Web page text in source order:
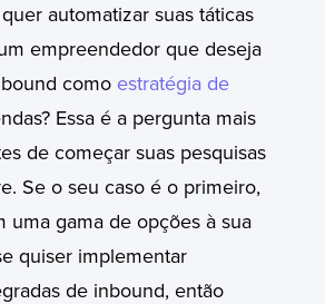
automatizar suas táticas
empreendedor que deseja
como estratégia de
Essa é a pergunta mais
de começar suas pesquisas
Se o seu caso é o primeiro,
uma gama de opções à sua
quiser implementar
de inbound, então